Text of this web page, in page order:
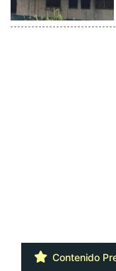
Contenido